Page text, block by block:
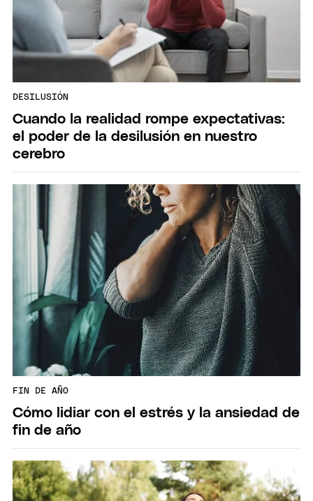
DESILUSIÓN
Cuando la realidad rompe expectativas:
el poder de la desilusión en nuestro
cerebro
FIN DE AÑO
Cómo lidiar con el estrés y la ansiedad de
fin de año